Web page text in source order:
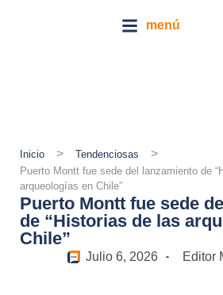
menú
Inicio > Tendenciosas >
Puerto Montt fue sede del lanzamiento de
arqueologías en Chile”
Puerto Montt fue sede
de “Historias de las
Chile”
Julio 6, 2026 Editor